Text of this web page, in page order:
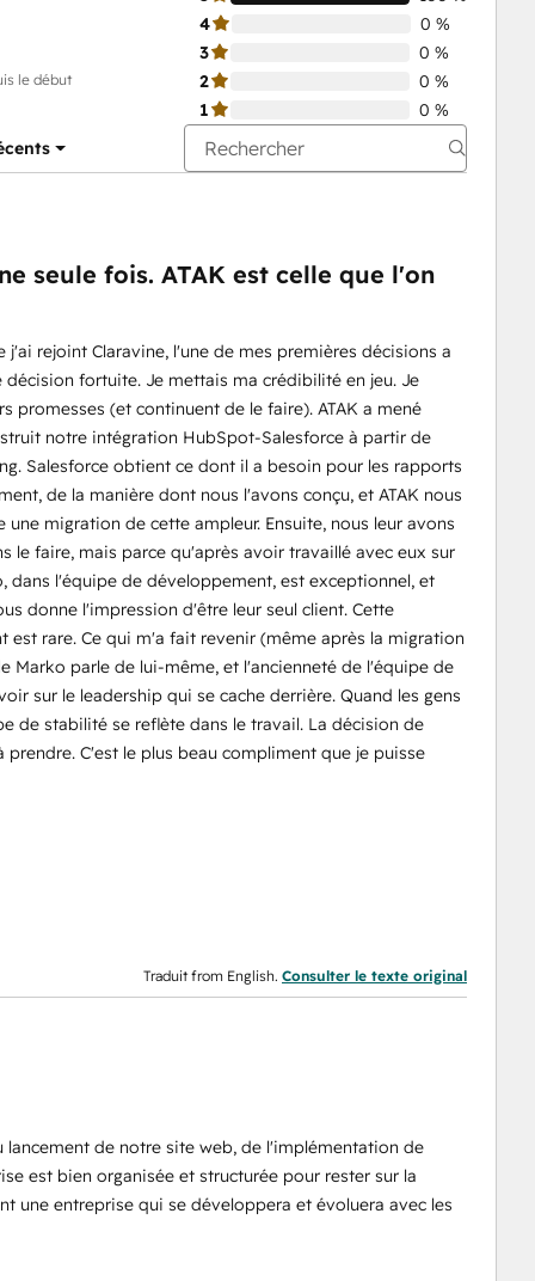
le début
4
0 %
3
0 %
2
0 %
1
0 %
seule fois. ATAK est celle que l'on
j'ai rejoint Claravine, l'une de mes premières décisions a
fortuite. Je mettais ma crédibilité en jeu. Je
promesses (et continuent de le faire). ATAK a mené
notre intégration HubSpot-Salesforce à partir de
Salesforce obtient ce dont il a besoin pour les rapports
de la manière dont nous l'avons conçu, et ATAK nous
migration de cette ampleur. Ensuite, nous leur avons
le faire, mais parce qu'après avoir travaillé avec eux sur
dans l'équipe de développement, est exceptionnel, et
donne l'impression d'être leur seul client. Cette
rare. Ce qui m'a fait revenir (même après la migration
Marko parle de lui-même, et l'ancienneté de l'équipe de
sur le leadership qui se cache derrière. Quand les gens
de stabilité se reflète dans le travail. La décision de
C'est le plus beau compliment que je puisse
Traduit from English. Consulter le texte original
lancement de notre site web, de l'implémentation de
est bien organisée et structurée pour rester sur la
une entreprise qui se développera et évoluera avec les